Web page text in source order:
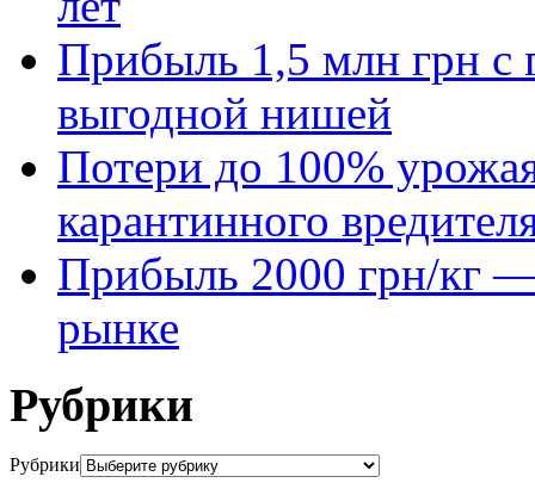
Прибыль 1,5 млн грн с
выгодной нишей
Потери до 100%
карантинного
Прибыль 2000 грн/кг —
рынке
Рубрики
Рубрики